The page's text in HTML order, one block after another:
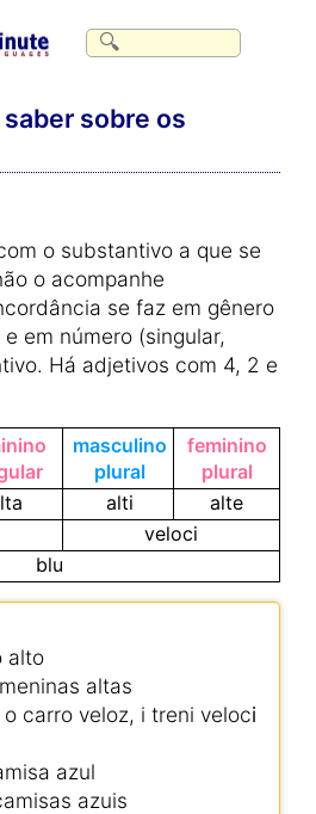
sobre os
o substantivo a que se
o acompanhe
se faz em gênero
em número (singular,
Há adjetivos com 4, 2 e
masculino
plural
feminino
plural
alti
alte
veloci
blu
alto
altas
o carro veloz, i treni veloci
azul
azuis